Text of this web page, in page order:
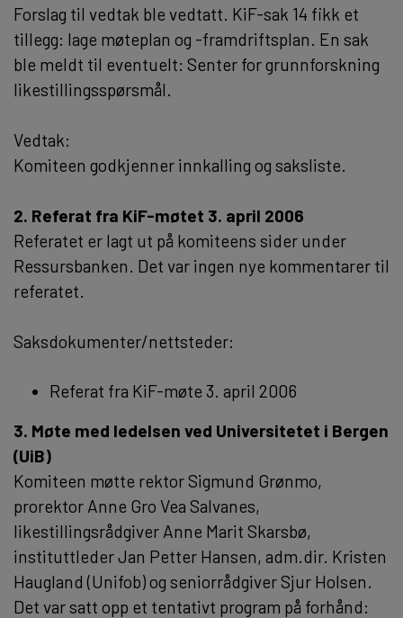
Forslag til vedtak ble vedtatt. KiF-sak 14 fikk et
tillegg: lage møteplan og -framdriftsplan. En sak
ble meldt til eventuelt: Senter for grunnforskning 
likestillingsspørsmål.
Vedtak:
Komiteen godkjenner innkalling og saksliste.
2. Referat fra KiF-møtet 3. april 2006
Referatet er lagt ut på komiteens sider under
Ressursbanken. Det var ingen nye kommentarer til
referatet.
Saksdokumenter/nettsteder:
Referat fra KiF-møte 3. april 2006
3. Møte med ledelsen ved Universitetet i Bergen
(UiB)
Komiteen møtte rektor Sigmund Grønmo,
prorektor Anne Gro Vea Salvanes,
likestillingsrådgiver Anne Marit Skarsbø,
instituttleder Jan Petter Hansen, adm.dir. Kristen
Haugland (Unifob) og seniorrådgiver Sjur Holsen.
Det var satt opp et tentativt program på forhånd: